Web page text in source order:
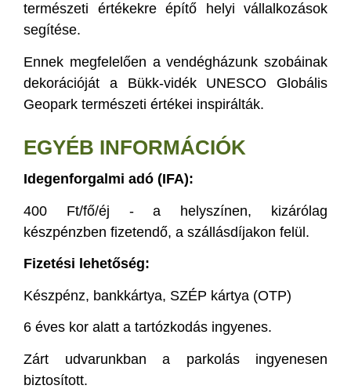
természeti értékekre építő helyi vállalkozások
segítése.
Ennek megfelelően a vendégházunk szobáinak
dekorációját a Bükk-vidék UNESCO Globális
Geopark természeti értékei inspirálták.
EGYÉB INFORMÁCIÓK
Idegenforgalmi adó (IFA):
400 Ft/fő/éj - a helyszínen, kizárólag
készpénzben fizetendő, a szállásdíjakon felül.
Fizetési lehetőség:
Készpénz, bankkártya, SZÉP kártya (OTP)
6 éves kor alatt a tartózkodás ingyenes.
Zárt udvarunkban a parkolás ingyenesen
biztosított.